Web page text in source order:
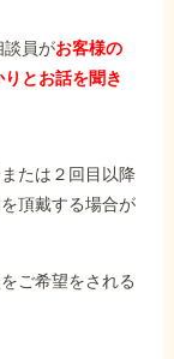
談員がお客様の
とお話を聞き
たは２回目以降
頂戴する場合が
ご希望をされる